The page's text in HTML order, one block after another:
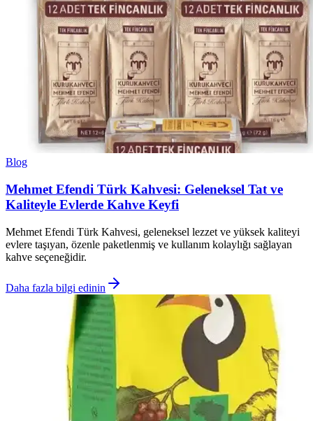
Blog
Mehmet Efendi Türk Kahvesi: Geleneksel Tat ve
Kaliteyle Evlerde Kahve Keyfi
Mehmet Efendi Türk Kahvesi, geleneksel lezzet ve yüksek kaliteyi
evlere taşıyan, özenle paketlenmiş ve kullanım kolaylığı sağlayan
kahve seçeneğidir.
Daha fazla bilgi edinin